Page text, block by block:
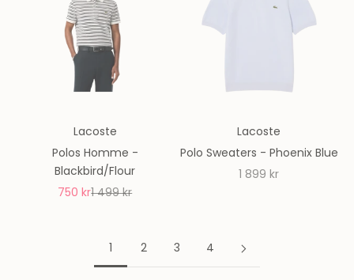
Lacoste
Polos Homme -
Blackbird/Flour
REA-pris
750 krPris
1 499 kr
Lacoste
Polo Sweaters - Phoenix Blue
REA-pris
1 899 kr
2 3 4